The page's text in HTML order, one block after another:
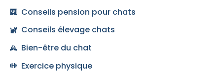
Conseils pension pour chats
Conseils élevage chats
Bien-être du chat
Exercice physique